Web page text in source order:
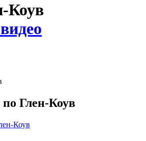
Коув
Глен-Коув
Коув